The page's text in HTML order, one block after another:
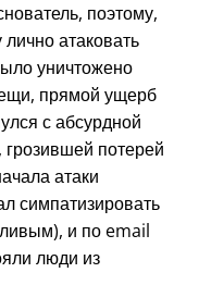
поэтому,
атаковать
уничтожено
прямой ущерб
с абсурдной
грозившей потерей
атаки
симпатизировать
и по email
люди из